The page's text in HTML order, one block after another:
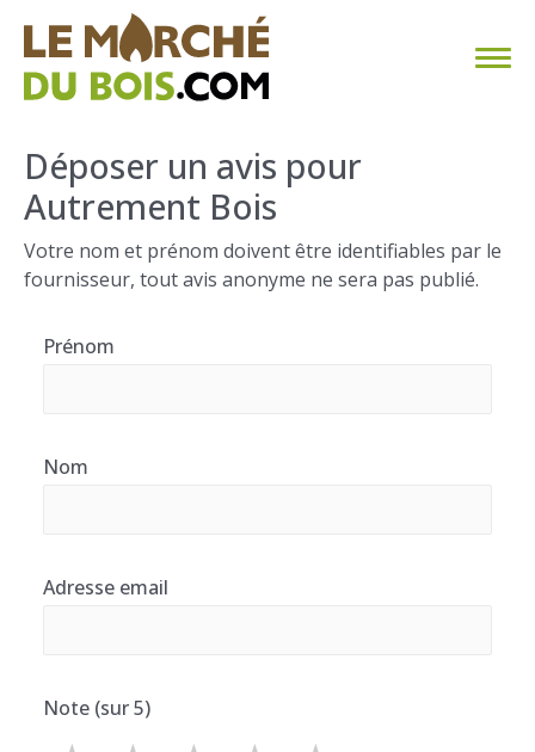
CHAUFFAGE AU BOIS
FAQ
CALCULER SA CONSOMMATION
Déposer un avis pour
Autrement Bois
Votre nom et prénom doivent être identifiables par le
fournisseur, tout avis anonyme ne sera pas publié.
Prénom
Nom
Adresse email
Note (sur 5)